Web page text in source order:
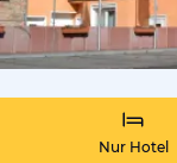
Nur Hotel